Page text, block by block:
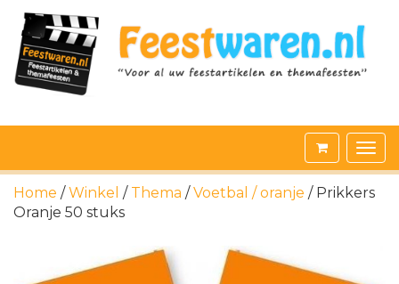
Home /Winkel / Thema /Voetbal / oranje / Prikkers
Oranje 50 stuks